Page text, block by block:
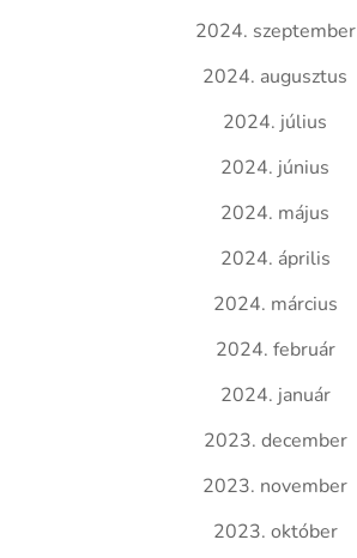
2024. szeptember
2024. augusztus
2024. július
2024. június
2024. május
2024. április
2024. március
2024. február
2024. január
2023. december
2023. november
2023. október